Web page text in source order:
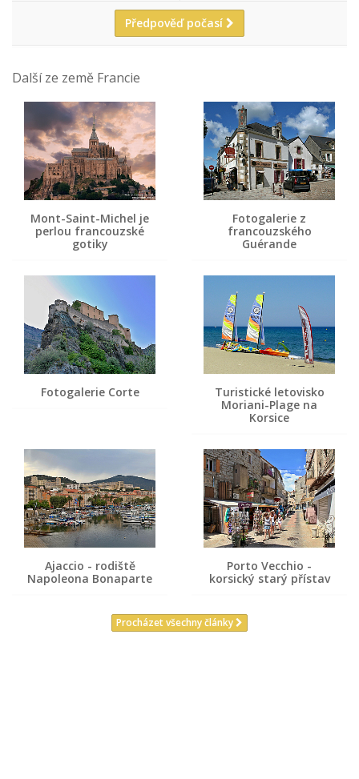
Předpověď počasí
Další ze země Francie
Mont-Saint-Michel je
perlou francouzské
gotiky
Fotogalerie z
francouzského
Guérande
Fotogalerie Corte
Turistické letovisko
Moriani-Plage na
Korsice
Ajaccio - rodiště
Napoleona Bonaparte
Porto Vecchio -
korsický starý přístav
Procházet všechny články